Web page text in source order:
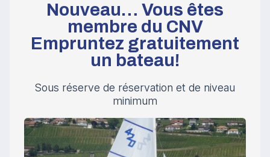
Nouveau… Vous êtes
membre du CNV
Empruntez gratuitement
un bateau!
Sous réserve de réservation et de niveau
minimum